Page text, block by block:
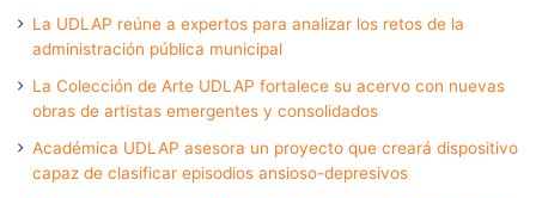
La UDLAP reúne a expertos para analizar los retos de la
administración pública municipal
La Colección de Arte UDLAP fortalece su acervo con nuevas
obras de artistas emergentes y consolidados
Académica UDLAP asesora un proyecto que creará dispositivo
capaz de clasificar episodios ansioso-depresivos